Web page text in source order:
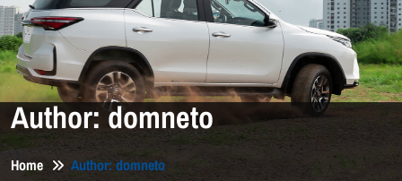
Author:domneto
Home Author: domneto